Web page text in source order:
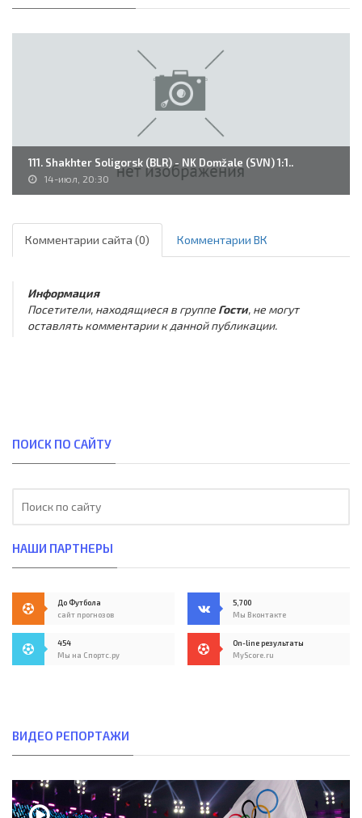
111. Shakhter Soligorsk (BLR) - NK Domžale (SVN) 1:1..
14-июл, 20:30
Комментарии сайта (0) Комментарии ВК
Информация
Посетители, находящиеся в группе Гости, не могут
оставлять комментарии к данной публикации.
ПОИСК ПО САЙТУ
НАШИ ПАРТНЕРЫ
До Футбола
сайт прогнозов
5,700
Мы Вконтакте
454
Мы на Спортс.ру
On-line результаты
MyScore.ru
ВИДЕО РЕПОРТАЖИ